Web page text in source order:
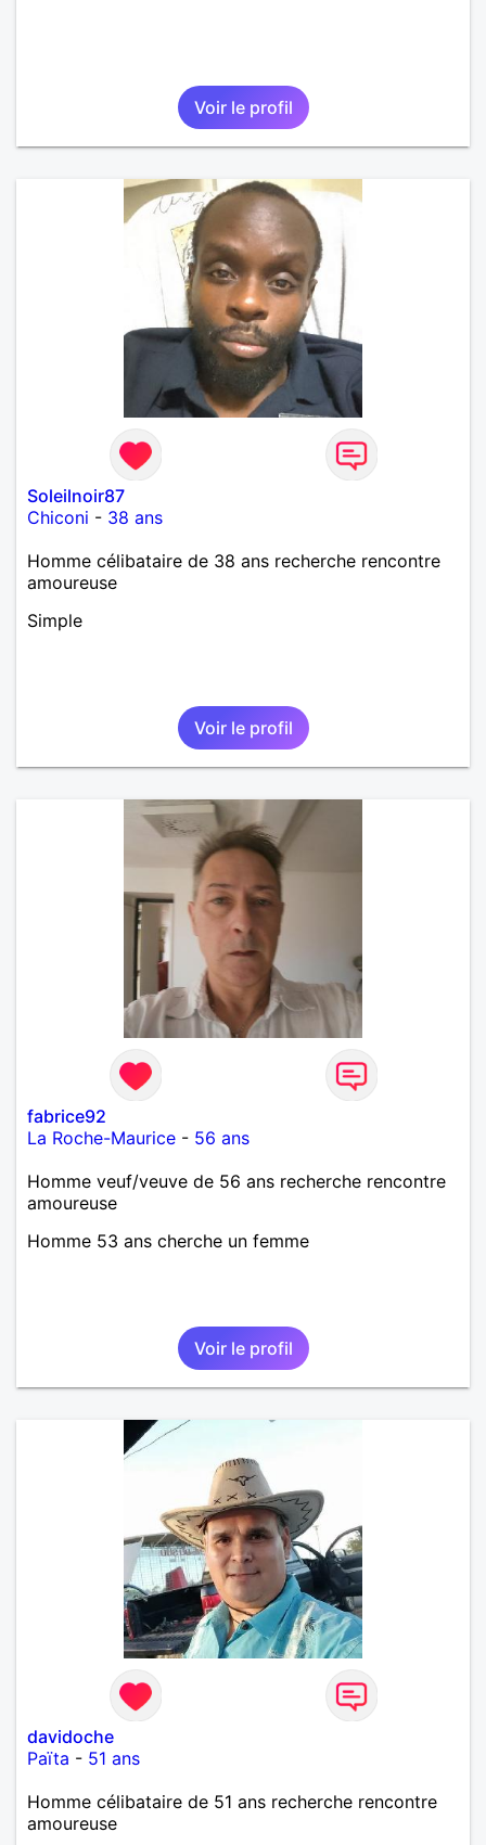
Voir le profil
Soleilnoir87
Chiconi - 38 ans
Homme célibataire de 38 ans recherche rencontre
amoureuse
Simple
Voir le profil
fabrice92
La Roche-Maurice - 56 ans
Homme veuf/veuve de 56 ans recherche rencontre
amoureuse
Homme 53 ans cherche un femme
Voir le profil
davidoche
Païta - 51 ans
Homme célibataire de 51 ans recherche rencontre
amoureuse